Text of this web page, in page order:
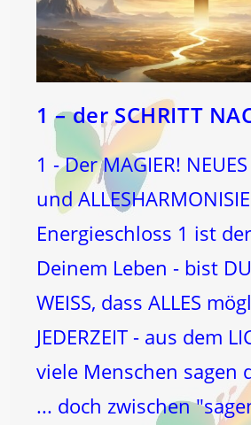
1 – der SCHRITT
1 - Der MAGIER!
und
Energieschloss 1 ist
Deinem Leben - bist
WEISS, dass ALLES
JEDERZEIT - aus dem
viele Menschen sagen
... doch zwischen